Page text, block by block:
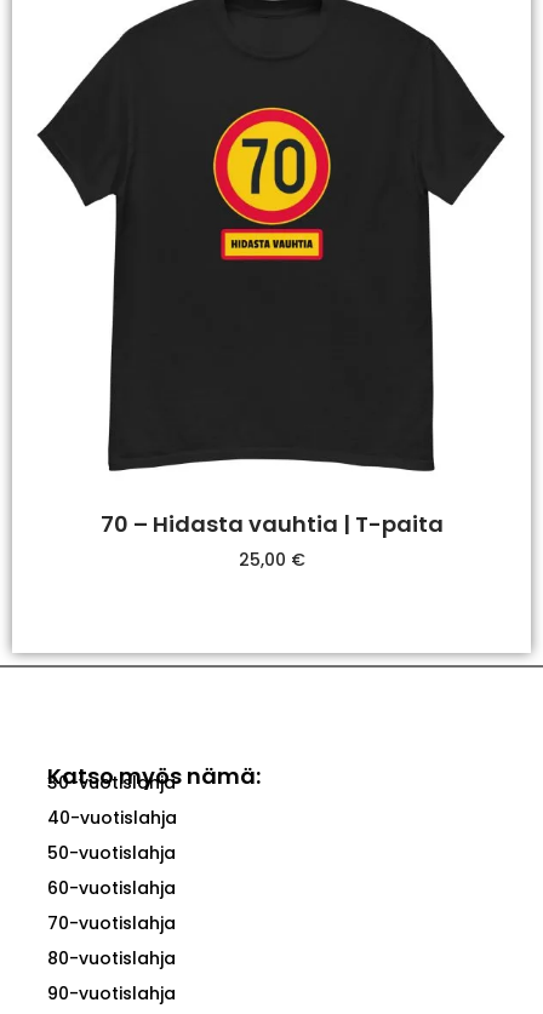
70 – Hidasta vauhtia | T-paita
25,00 €
Katso myös nämä:
30-vuotislahja
40-vuotislahja
50-vuotislahja
60-vuotislahja
70-vuotislahja
80-vuotislahja
90-vuotislahja